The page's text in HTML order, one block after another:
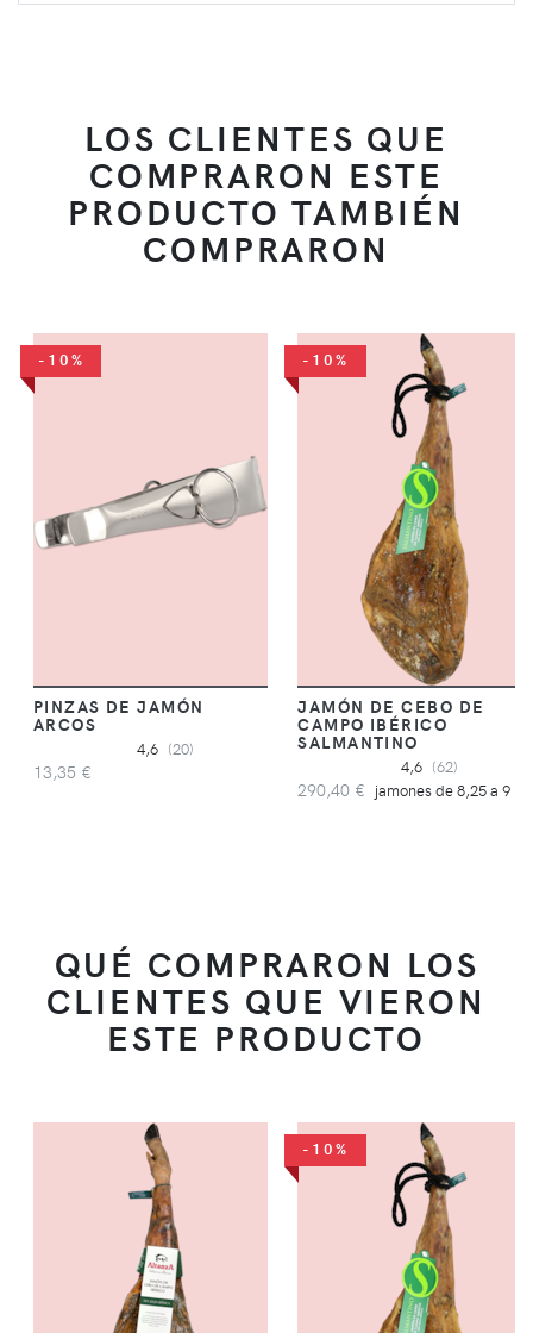
LOS CLIENTES QUE
COMPRARON ESTE
PRODUCTO TAMBIÉN
COMPRARON
-10%
PINZAS DE JAMÓN
ARCOS
4,6 (20)
13,35 €
-10%
JAMÓN DE CEBO DE
CAMPO IBÉRICO
SALMANTINO
4,6 (62)
290,40 € jamones de 8,25 a 9 kg
QUÉ COMPRARON LOS
CLIENTES QUE VIERON
ESTE PRODUCTO
-10%